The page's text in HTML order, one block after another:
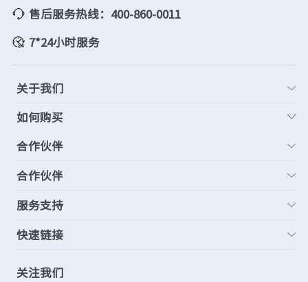
售后服务热线：400-860-0011
7*24小时服务
关于我们
如何购买
合作伙伴
合作伙伴
服务支持
快速链接
关注我们